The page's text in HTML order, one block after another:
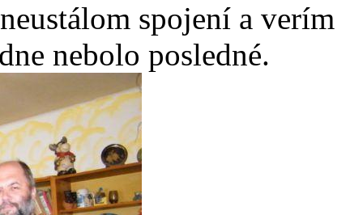
spojení a verím
nebolo posledné.